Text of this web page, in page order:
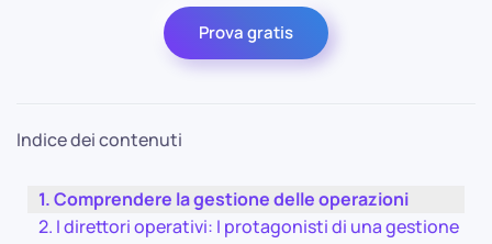
Prova gratis
Indice dei contenuti
Comprendere la gestione delle operazioni
I direttori operativi: I protagonisti di una gestione